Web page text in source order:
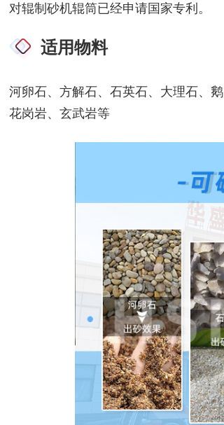
对辊制砂机辊筒已经申请国家专利。
适用物料
河卵石、方解石、石英石、大理石、
花岗岩、玄武岩等